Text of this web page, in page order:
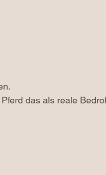
das als reale